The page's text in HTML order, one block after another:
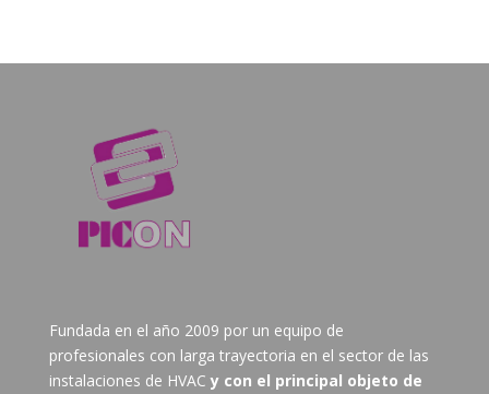
Fundada en el año 2009 por un equipo de
profesionales con larga trayectoria en el sector de las
instalaciones de HVAC y con el principal objeto de